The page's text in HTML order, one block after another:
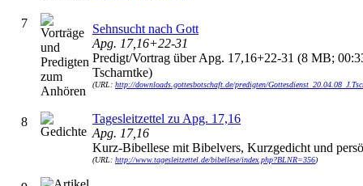
7
Sehnsucht nach Gott
Apg. 17,16+22-31
Predigt/Vortrag über Apg. 17,16+22-31 (8 MB;
Tscharntke)
(URL: http://downloads.gottesbotschaft.de/predigten/
8
Tagesleitzettel zu Apg. 17,16
Apg. 17,16
Kurz-Bibellese mit Bibelvers, Kurzgedicht und
(URL: http://www.tagesleitzettel.de/bibellese/index.php?BLNR=356)